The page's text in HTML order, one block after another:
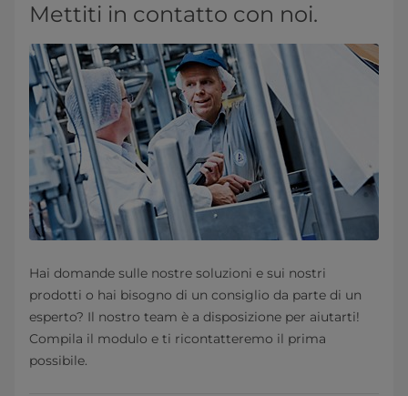
Mettiti in contatto con noi.
Hai domande sulle nostre soluzioni e sui nostri
prodotti o hai bisogno di un consiglio da parte di un
esperto? Il nostro team è a disposizione per aiutarti!
Compila il modulo e ti ricontatteremo il prima
possibile.